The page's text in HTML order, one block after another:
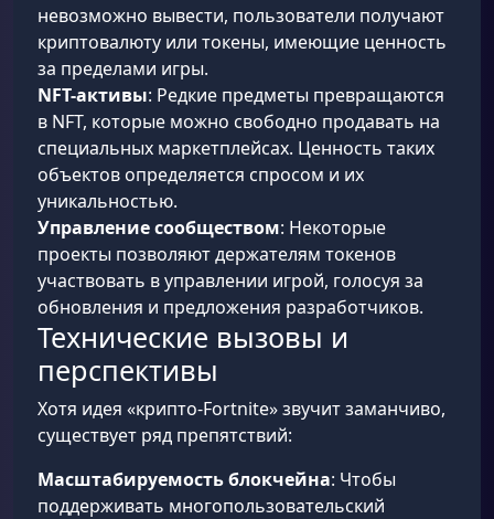
невозможно вывести, пользователи получают
криптовалюту или токены, имеющие ценность
за пределами игры.
NFT-активы: Редкие предметы превращаются
в NFT, которые можно свободно продавать на
специальных маркетплейсах. Ценность таких
объектов определяется спросом и их
уникальностью.
Управление сообществом: Некоторые
проекты позволяют держателям токенов
участвовать в управлении игрой, голосуя за
обновления и предложения разработчиков.
Технические вызовы и
перспективы
Хотя идея «крипто-Fortnite» звучит заманчиво,
существует ряд препятствий:
Масштабируемость блокчейна: Чтобы
поддерживать многопользовательский